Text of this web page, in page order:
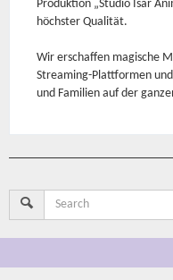
Produktion „Studio Isar
höchster Qualität.
Wir erschaffen magische
Streaming-Plattformen
und Familien auf der